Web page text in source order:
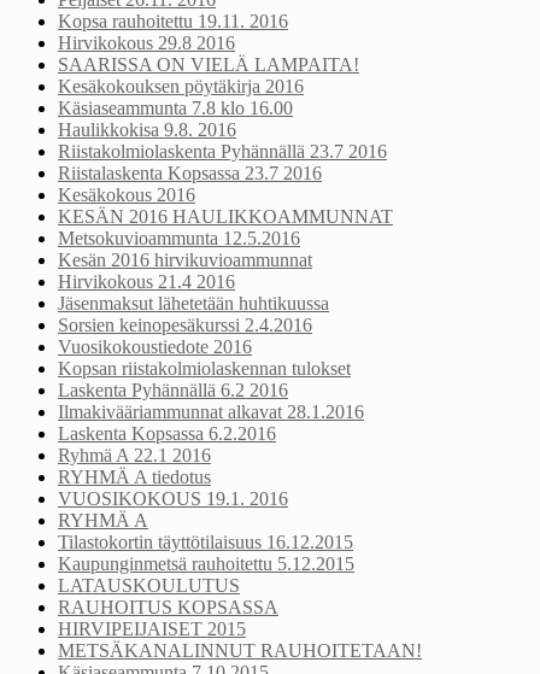
Kopsa rauhoitettu 19.11. 2016
Hirvikokous 29.8 2016
SAARISSA ON VIELÄ LAMPAITA!
Kesäkokouksen pöytäkirja 2016
Käsiaseammunta 7.8 klo 16.00
Haulikkokisa 9.8. 2016
Riistakolmiolaskenta Pyhännällä 23.7 2016
Riistalaskenta Kopsassa 23.7 2016
Kesäkokous 2016
KESÄN 2016 HAULIKKOAMMUNNAT
Metsokuvioammunta 12.5.2016
Kesän 2016 hirvikuvioammunnat
Hirvikokous 21.4 2016
Jäsenmaksut lähetetään huhtikuussa
Sorsien keinopesäkurssi 2.4.2016
Vuosikokoustiedote 2016
Kopsan riistakolmiolaskennan tulokset
Laskenta Pyhännällä 6.2 2016
Ilmakivääriammunnat alkavat 28.1.2016
Laskenta Kopsassa 6.2.2016
Ryhmä A 22.1 2016
RYHMÄ A tiedotus
VUOSIKOKOUS 19.1. 2016
RYHMÄ A
Tilastokortin täyttötilaisuus 16.12.2015
Kaupunginmetsä rauhoitettu 5.12.2015
LATAUSKOULUTUS
RAUHOITUS KOPSASSA
HIRVIPEIJAISET 2015
METSÄKANALINNUT RAUHOITETAAN!